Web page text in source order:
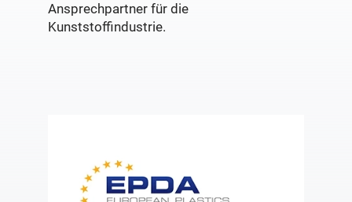
Ansprechpartner für die
Kunststoffindustrie.